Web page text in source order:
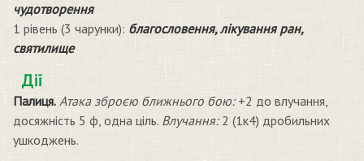
чудотворення
1 рівень (3 чарунки): благословення, лікування ран,
святилище
Дії
Палиця. Атака зброєю ближнього бою:+2 до влучання,
досяжність 5 ф, одна ціль. Влучання:2 (1к4) дробильних
ушкоджень.